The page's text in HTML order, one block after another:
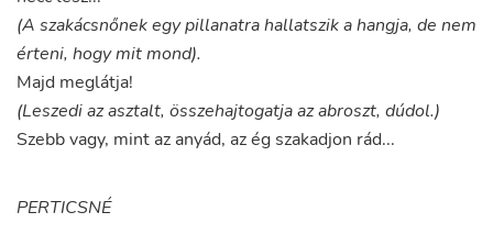
(A szakácsnőnek egy pillanatra hallatszik a hangja, de nem
érteni, hogy mit mond).
Majd meglátja!
(Leszedi az asztalt, összehajtogatja az abroszt, dúdol.)
Szebbvagy, mint az anyád, azégszakadjon rád...
PERTICSNÉ